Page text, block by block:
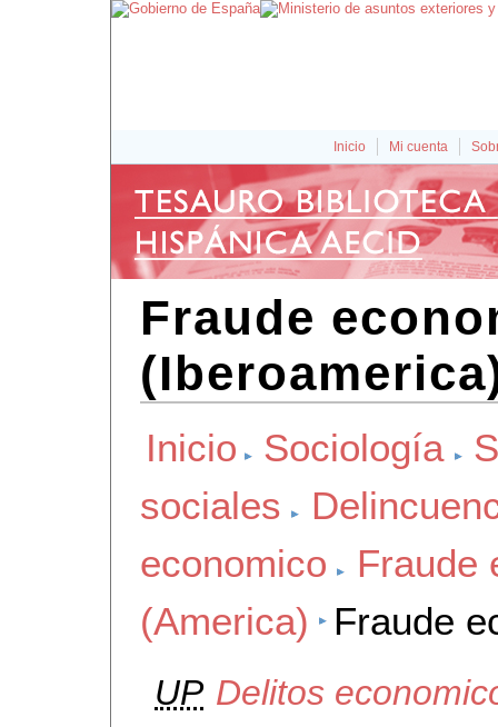
Inicio Mi cuenta
Fraude
Inicio Sociología
sociales
economico
Fraude
(America)
Fraude
UP Delitos